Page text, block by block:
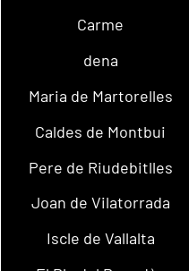
Carme
dena
Maria de Martorelles
Caldes de Montbui
Pere de Riudebitlles
Joan de Vilatorrada
Iscle de Vallalta